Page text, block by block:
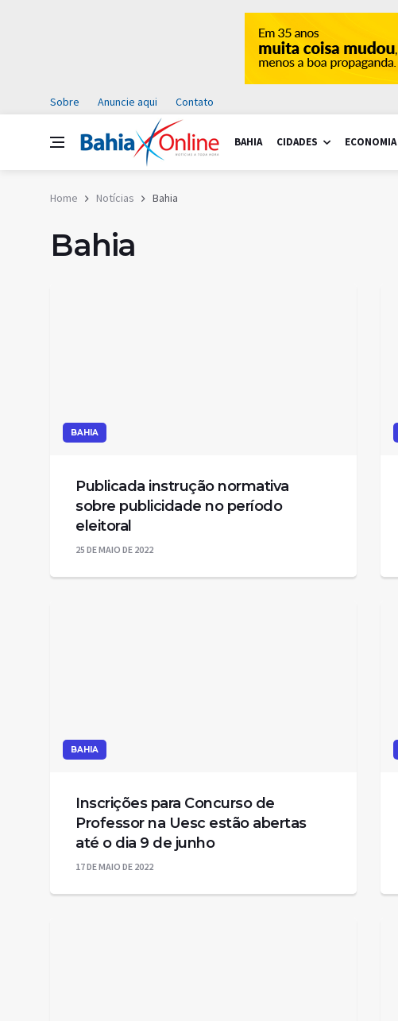
Sobre Anuncie aqui Contato
BAHIA CIDADES ECONOMIA
Home Notícias Bahia
Bahia
BAHIA
Publicada instrução normativa
sobre publicidade no período
eleitoral
25 DE MAIO DE 2022
BAHIA
Inscrições para Concurso de
Professor na Uesc estão abertas
até o dia 9 de junho
17 DE MAIO DE 2022